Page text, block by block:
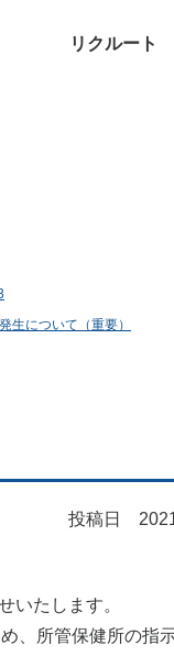
リクルート
生について（重要）
投稿日
いたします。
、所管保健所の指